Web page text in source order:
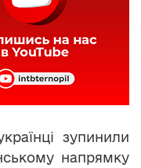
зупинили
напрямку